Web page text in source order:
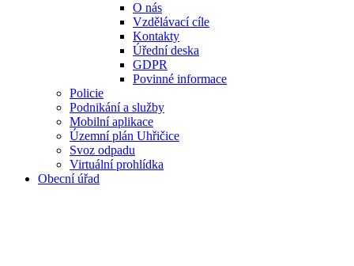
O nás
Vzdělávací cíle
Kontakty
Úřední deska
GDPR
Povinné informace
Policie
Podnikání a služby
Mobilní aplikace
Územní plán Uhřičice
Svoz odpadu
Virtuální prohlídka
Obecní úřad